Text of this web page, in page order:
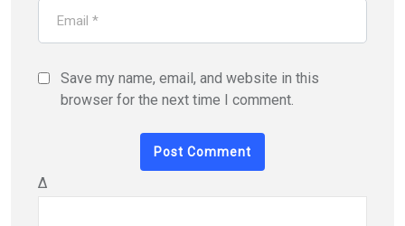
Save my name, email, and website in this
browser for the next time I comment.
Δ